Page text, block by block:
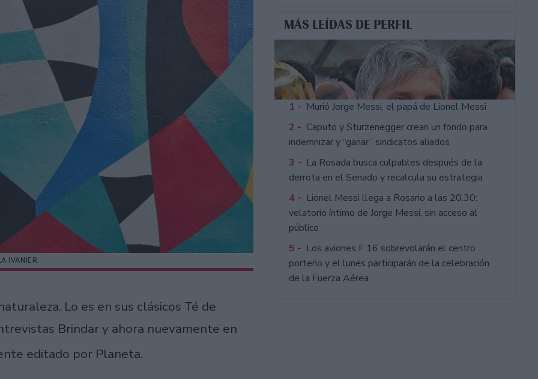
IVANIER.
Lo es en sus clásicos Té de
Brindar y ahora nuevamente en
editado por Planeta.
MÁS LEÍDAS DE PERFIL
1 - Murió Jorge Messi, el papá de Lionel Messi
2 - Caputo y Sturzenegger crean un fondo para
indemnizar y “ganar” sindicatos aliados
3 - La Rosada busca culpables después de la
derrota en el Senado y recalcula su estrategia
4 - Lionel Messi llega a Rosario a las 20.30:
velatorio íntimo de Jorge Messi, sin acceso al
público
5 - Los aviones F 16 sobrevolarán el centro
porteño y el lunes participarán de la celebración
de la Fuerza Aérea